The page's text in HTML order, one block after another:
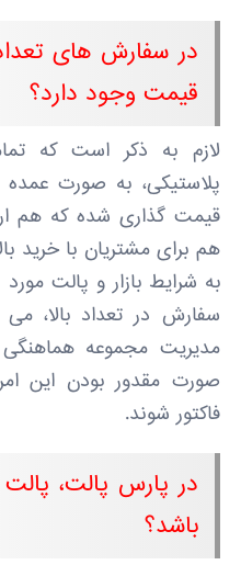
در سفارش های
قیمت وجود دارد؟
لازم به ذکر است که
پلاستیکی، به صورت
قیمت گذاری شده که هم
هم برای مشتریان با خرید
به شرایط بازار و پالت
سفارش در تعداد بالا،
مدیریت مجموعه
صورت مقدور بودن این
فاکتور شوند.
در پارس پالت،
باشد؟